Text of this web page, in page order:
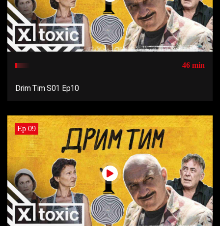
46 min
Drim Tim S01 Ep10
Ep 09